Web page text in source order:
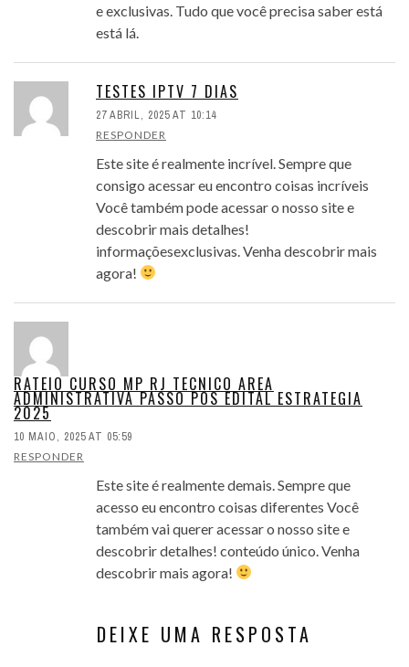
e exclusivas. Tudo que você precisa saber está
está lá.
TESTES IPTV 7 DIAS
27 ABRIL, 2025 AT 10:14
RESPONDER
Este site é realmente incrível. Sempre que
consigo acessar eu encontro coisas incríveis
Você também pode acessar o nosso site e
descobrir mais detalhes!
informaçõesexclusivas. Venha descobrir mais
agora!
RATEIO CURSO MP RJ TECNICO AREA
ADMINISTRATIVA PASSO POS EDITAL ESTRATEGIA
2025
10 MAIO, 2025 AT 05:59
RESPONDER
Este site é realmente demais. Sempre que
acesso eu encontro coisas diferentes Você
também vai querer acessar o nosso site e
descobrir detalhes! conteúdo único. Venha
descobrir mais agora!
DEIXE UMA RESPOSTA